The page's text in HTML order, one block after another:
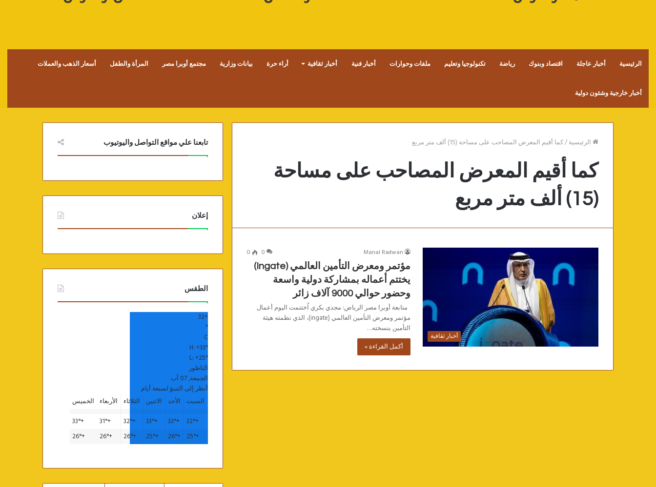
الرئيسية أخبار عاجلة اقتصاد وبنوك رياضة تكنولوجيا وتعليم ملفات وحوارات أخبار فنية أخبار ثقافية أراء حرة بيانات وزارية مجتمع أوبرا مصر المرأة والطفل أسعار الذهب والعملات
أخبار خارجية وشئون دولية
الرئيسية/كما أقيم المعرض المصاحب على مساحة (15) ألف متر مربع
كما أقيم المعرض المصاحب على مساحة
(15) ألف متر مربع
أخبار ثقافية
Manal Radwan
0
0
مؤتمر ومعرض التأمين العالمي (Ingate)
يختتم أعماله بمشاركة دولية واسعة
وحضور حوالي 9000 آلاف زائر
متابعة أوبرا مصر الرياض: مجدي بكري اُختتمت اليوم أعمال
مؤتمر ومعرض التأمين العالمي (ingate)، الذي نظمته هيئة
التأمين بنسخته…
أكمل القراءة »
تابعنا علي مواقع التواصل واليوتيوب
إعلان
الطقس
+
32
°
C
H:+33°
L:+25°
الناظور
الجمعة, 07 آب
أنظر إلى التنبؤ لسبعة أيام
السبت
الأحد الاثنين الثلاثاء الأربعاء
الخميس
+
32°
+
33°
+
33°
+
32°
+
31°
+
33°
+
25°
+
26°
+
25°
+
26°
+
26°
+
26°